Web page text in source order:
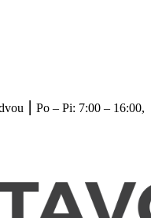
⎮ Po – Pi: 7:00 – 16:00,